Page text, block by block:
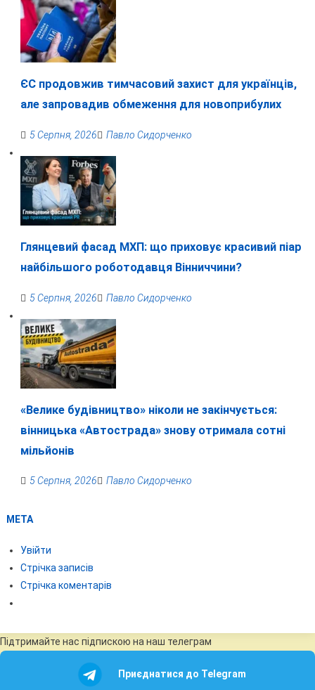
ЄС продовжив тимчасовий захист для українців,
але запровадив обмеження для новоприбулих
5 Серпня, 2026 Павло Сидорченко
Глянцевий фасад МХП: що приховує красивий піар
найбільшого роботодавця Вінниччини?
5 Серпня, 2026 Павло Сидорченко
«Велике будівництво» ніколи не закінчується:
вінницька «Автострада» знову отримала сотні
мільйонів
5 Серпня, 2026 Павло Сидорченко
МЕТА
Увійти
Стрічка записів
Стрічка коментарів
Підтримайте нас підпискою на наш телеграм
Приєднатися до Telegram